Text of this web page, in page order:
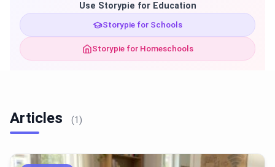
Use Storypie for Education
Storypie for Schools
Storypie for Homeschools
Articles (1)